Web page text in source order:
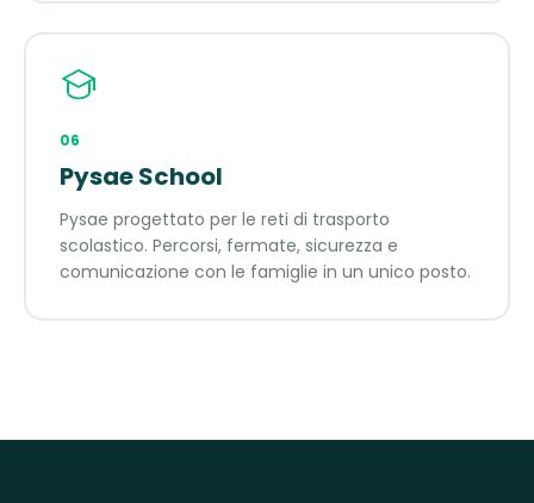
06
Pysae School
Pysae progettato per le reti di trasporto
scolastico. Percorsi, fermate, sicurezza e
comunicazione con le famiglie in un unico posto.